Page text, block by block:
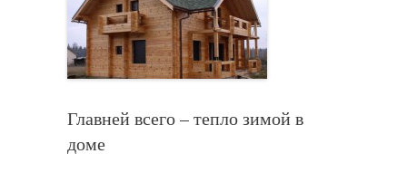
Главней всего – тепло зимой в
доме